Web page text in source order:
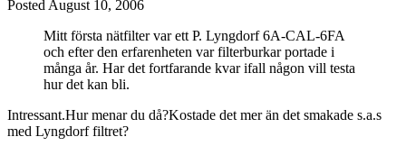
Posted August 10, 2006
Mitt första nätfilter var ett P. Lyngdorf 6A-CAL-6FA
och efter den erfarenheten var filterburkar portade i
många år. Har det fortfarande kvar ifall någon vill testa
hur det kan bli.
Intressant.Hur menar du då?Kostade det mer än det smakade s.a.s
med Lyngdorf filtret?